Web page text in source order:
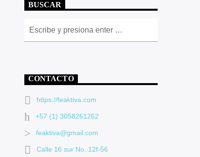
BUSCAR
CONTACTO
https://feaktiva.com
+57 (1) 3058261262
feaktiva@gmail.com
Calle 16 sur No. 12f-56